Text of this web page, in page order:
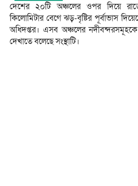
দেশের ২০টি অঞ্চলের ওপর দিয়ে
কিলোমিটার বেগে ঝড়-বৃষ্টির পূর্বাভাস
অধিদপ্তর। এসব অঞ্চলের
দেখাতে বলেছে সংস্থাটি।